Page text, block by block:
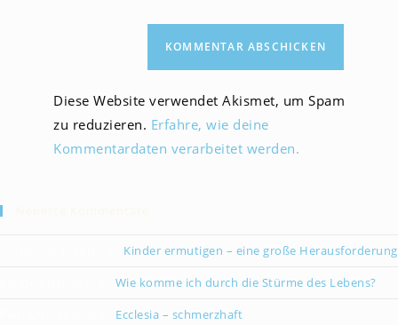
Diese Website verwendet Akismet, um Spam
zu reduzieren. Erfahre, wie deine
Kommentardaten verarbeitet werden.
Kinder ermutigen – eine große Herausforderung
Wie komme ich durch die Stürme des Lebens?
Ecclesia – schmerzhaft